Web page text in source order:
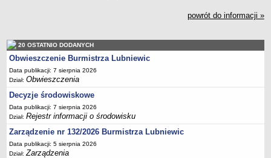
Energia elektryczna
Meteorologiczne
Rozkłady jazdy autobusów
Wodociągi - ocena jakości wody
KONKURSY
Ogłoszenia o konkursach
URZĄD MIEJSKI
Dane adresowe
powrót do informacji »
20 OSTATNIO DODANYCH
Obwieszczenie Burmistrza Lubniewic
Data publikacji: 7 sierpnia 2026
Dział:Obwieszczenia
Decyzje środowiskowe
Data publikacji: 7 sierpnia 2026
Dział:Rejestr informacji o środowisku
Zarządzenie nr 132/2026 Burmistrza Lubniewic
Data publikacji: 5 sierpnia 2026
Dział:Zarządzenia